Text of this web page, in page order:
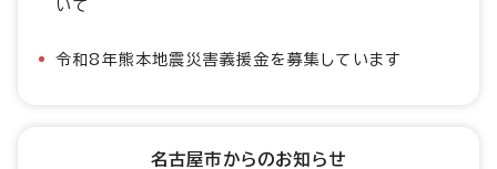
いて
令和8年熊本地震災害義援金を募集しています
名古屋市からのお知らせ